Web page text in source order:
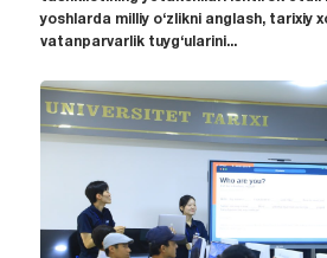
yoshlarda milliy o‘zlikni anglash, tarixiy
vatanparvarlik tuyg‘ularini...